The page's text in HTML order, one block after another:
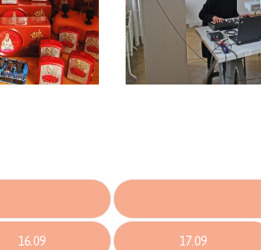
16.09 17.09